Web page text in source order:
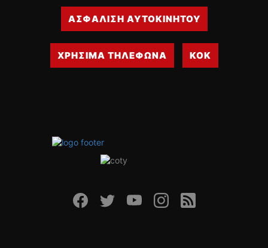
ΠΡΟΣΦΟΡΕΣ
ΜΕΤΑΧΕΙΡΙΣΜΕΝΑ
ΑΓΩΝΕΣ
ΑΣΦΑΛΙΣΗ ΑΥΤΟΚΙΝΗΤΟΥ
ΧΡΗΣΙΜΑ ΤΗΛΕΦΩΝΑ ΚΟΚ